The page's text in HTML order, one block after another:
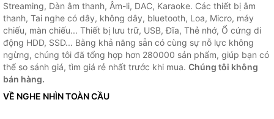
Streaming, Dàn âm thanh, Âm-li, DAC, Karaoke. Các thiết bị âm
thanh, Tai nghe có dây, không dây, bluetooth, Loa, Micro, máy
chiếu, màn chiếu... Thiết bị lưu trữ, USB, Đĩa, Thẻ nhớ, Ổ cứng di
động HDD, SSD... Bằng khả năng sẵn có cùng sự nỗ lực không
ngừng, chúng tôi đã tổng hợp hơn 280000 sản phẩm, giúp bạn có
thể so sánh giá, tìm giá rẻ nhất trước khi mua. Chúng tôi không
bán hàng.
VỀ NGHE NHÌN TOÀN CẦU